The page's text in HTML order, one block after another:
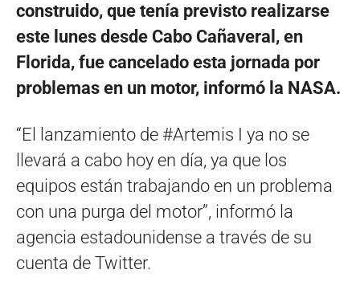
construido, que tenía previsto realizarse
este lunes desde Cabo Cañaveral, en
Florida, fue cancelado esta jornada por
problemas en un motor, informó la NASA.
“El lanzamiento de #Artemis I ya no se
llevará a cabo hoy en día, ya que los
equipos están trabajando en un problema
con una purga del motor”, informó la
agencia estadounidense a través de su
cuenta de Twitter.